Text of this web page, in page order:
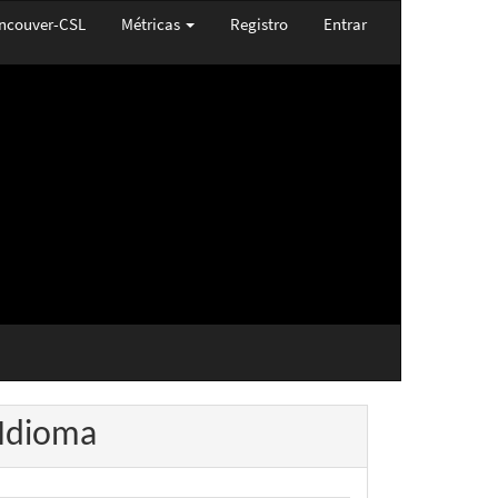
CSL Métricas Registro Entrar
Idioma